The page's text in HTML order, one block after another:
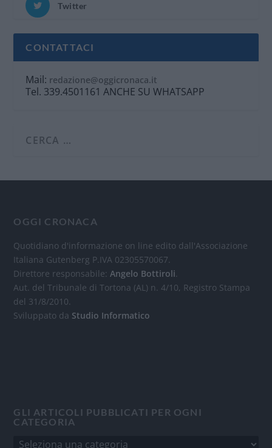
Twitter
CONTATTACI
Mail: redazione@oggicronaca.it
Tel. 339.4501161 ANCHE SU WHATSAPP
OGGI CRONACA
Quotidiano d'informazione on line edito dall'Associazione
Italiana Gutenberg P.IVA 02305570067.
Direttore responsabile:Angelo Bottiroli.
Aut. del Tribunale di Tortona (AL) n. 4/10, Registro Stampa
del 31/8/2010.
Sviluppato da Studio Informatico
GLI ARTICOLI PUBBLICATI PER OGNI
CATEGORIA